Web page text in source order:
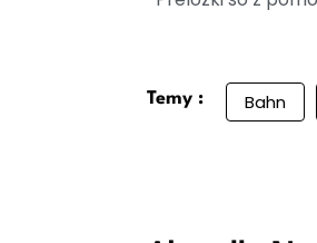
Temy : Bahn